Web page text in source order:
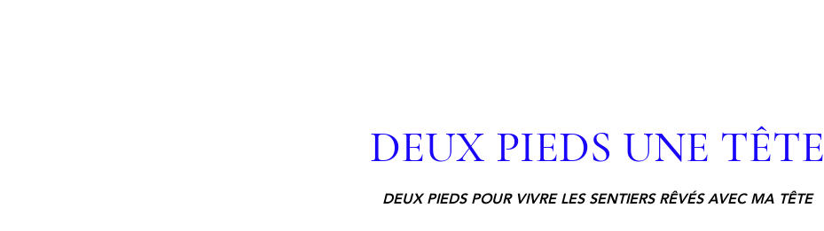
DEUX PIEDS UNE TÊTE
DEUX PIEDS POUR VIVRE LES SENTIERS RÊVÉS AVEC MA TÊTE